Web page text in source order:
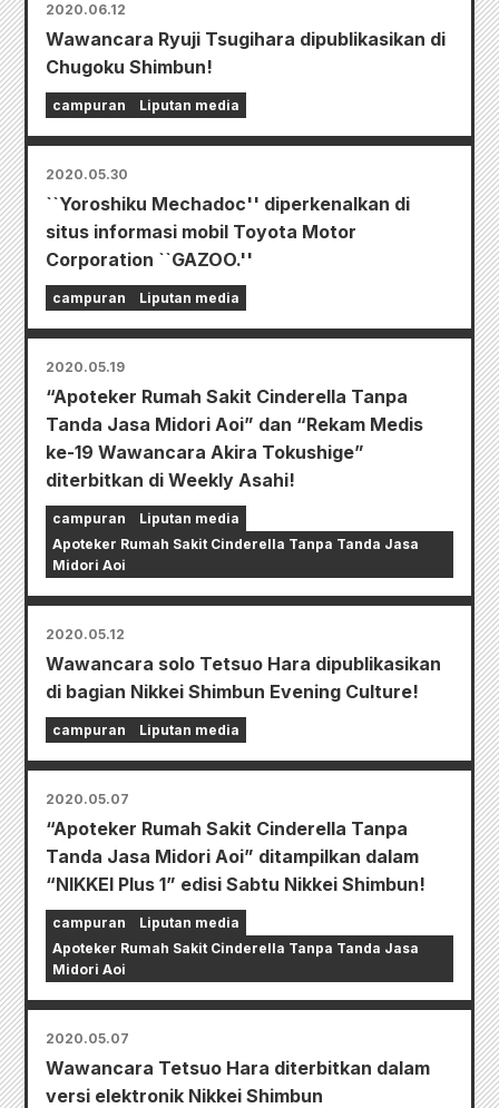
2020.06.12
Wawancara Ryuji Tsugihara dipublikasikan di
Chugoku Shimbun!
campuran Liputan media
2020.05.30
``Yoroshiku Mechadoc'' diperkenalkan di
situs informasi mobil Toyota Motor
Corporation ``GAZOO.''
campuran Liputan media
2020.05.19
“Apoteker Rumah Sakit Cinderella Tanpa
Tanda Jasa Midori Aoi” dan “Rekam Medis
ke-19 Wawancara Akira Tokushige”
diterbitkan di Weekly Asahi!
campuran
Liputan media
Apoteker Rumah Sakit Cinderella Tanpa Tanda Jasa
Midori Aoi
2020.05.12
Wawancara solo Tetsuo Hara dipublikasikan
di bagian Nikkei Shimbun Evening Culture!
campuran Liputan media
2020.05.07
“Apoteker Rumah Sakit Cinderella Tanpa
Tanda Jasa Midori Aoi” ditampilkan dalam
“NIKKEI Plus 1” edisi Sabtu Nikkei Shimbun!
campuran
Liputan media
Apoteker Rumah Sakit Cinderella Tanpa Tanda Jasa
Midori Aoi
2020.05.07
Wawancara Tetsuo Hara diterbitkan dalam
versi elektronik Nikkei Shimbun